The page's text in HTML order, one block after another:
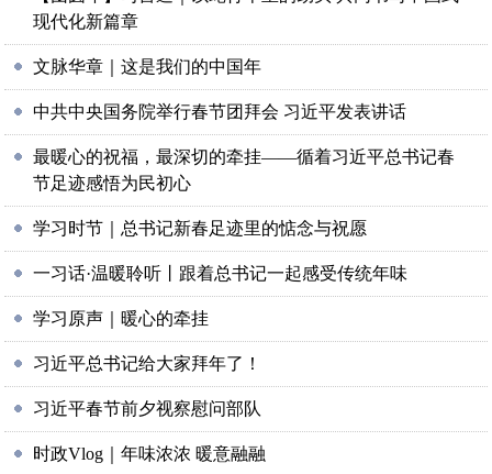
现代化新篇章
文脉华章｜这是我们的中国年
中共中央国务院举行春节团拜会 习近平发表讲话
最暖心的祝福，最深切的牵挂——循着习近平总书记春
节足迹感悟为民初心
学习时节｜总书记新春足迹里的惦念与祝愿
一习话·温暖聆听丨跟着总书记一起感受传统年味
学习原声｜暖心的牵挂
习近平总书记给大家拜年了！
习近平春节前夕视察慰问部队
时政Vlog｜年味浓浓 暖意融融